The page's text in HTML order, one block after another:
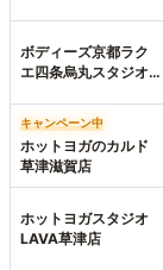
ボディーズ京都ラク
エ四条烏丸スタジオ
キャンペーン中
ホットヨガのカルド
草津滋賀店
ホットヨガスタジオ
LAVA草津店